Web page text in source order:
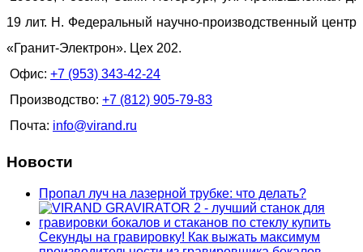
19 лит. Н. Федеральный научно-производственный центр
«Гранит-Электрон». Цех 202.
Офис: +7 (953) 343-42-24
Производство: +7 (812) 905-79-83
Почта: info@virand.ru
Новости
Пропал луч на лазерной трубке: что делать?
Секунды на гравировку! Как выжать максимум